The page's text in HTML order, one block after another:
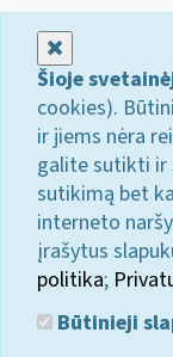
Šioje
cookies).
ir jiems nėra
galite sutikti ir
sutikimą bet
interneto
įrašytus
politika;
Būtinieji